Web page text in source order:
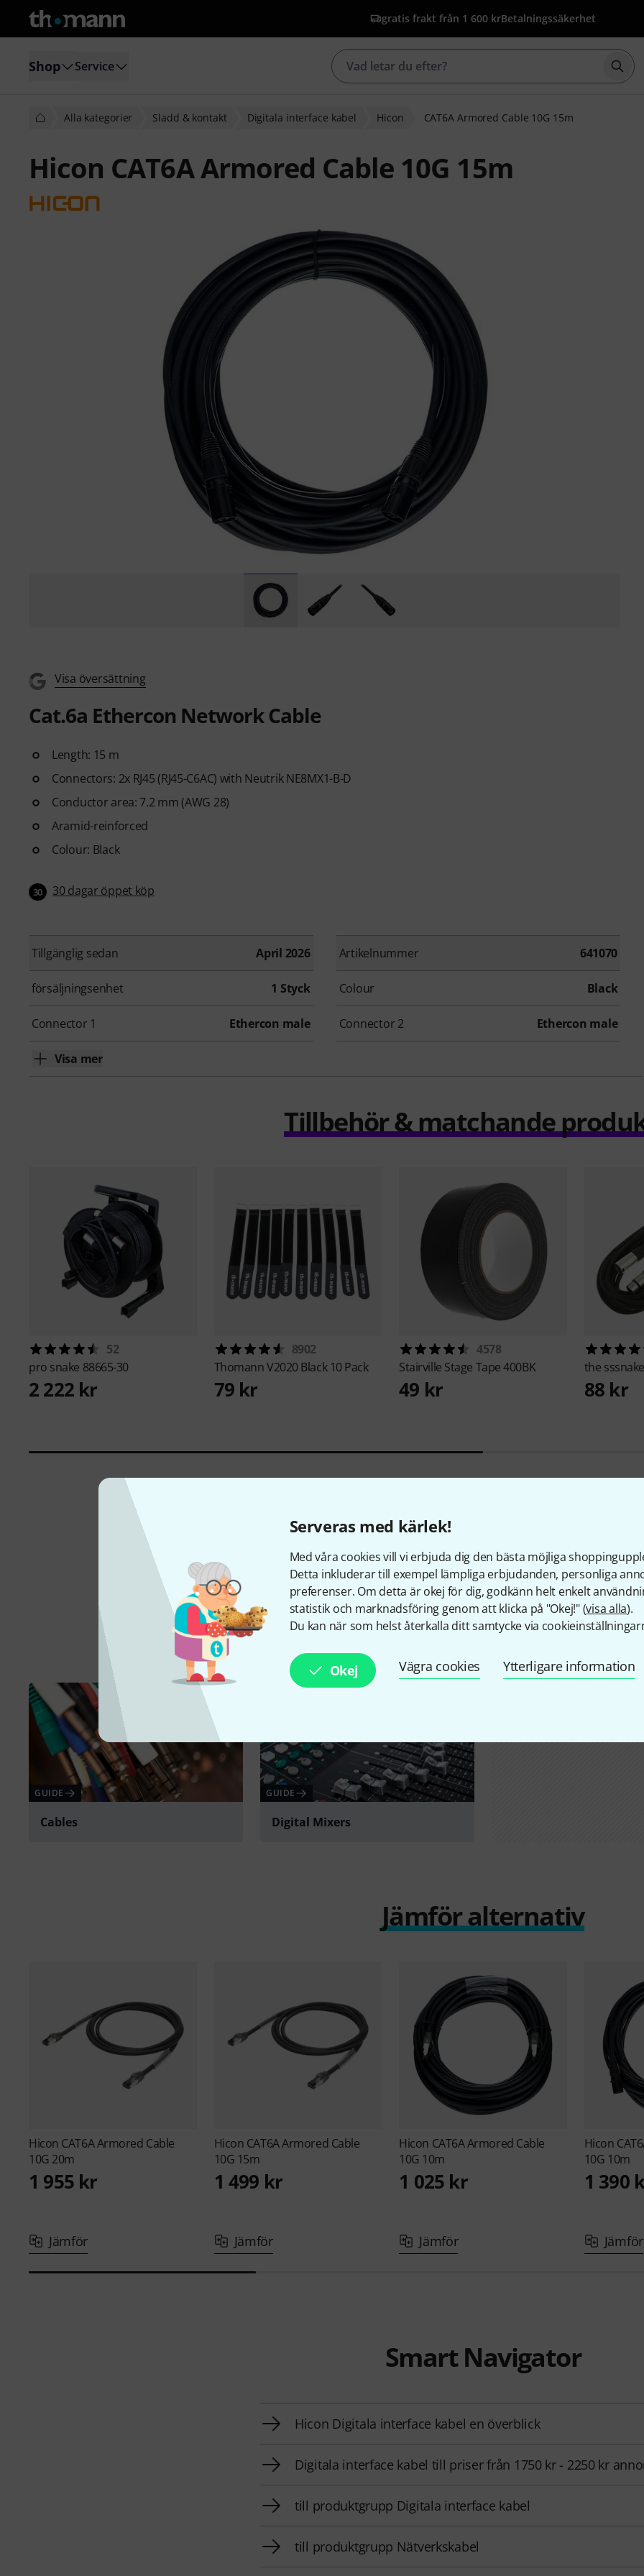
Serveras med kärlek!
Med våra cookies vill vi erbjuda dig den bästa möjliga
Detta inkluderar till exempel lämpliga erbjudanden, personliga
preferenser. Om detta är okej för dig, godkänn helt enkelt
statistik och marknadsföring genom att klicka på "Okej!" (visa alla).
Du kan när som helst återkalla ditt samtycke via
Okej Vägra cookies Ytterligare information
gratis frakt från 1 600 krBetalningssäkerhet
Shop Service
Alla kategorier Sladd & kontakt Digitala interface kabel Hicon CAT6A Armored Cable 10G 15m
Hicon CAT6A Armored Cable 10G 15m
Visa översättning
Cat.6a Ethercon Network Cable
Length: 15 m
Connectors: 2x RJ45 (RJ45-C6AC) with Neutrik NE8MX1-B-D
Conductor area: 7.2 mm (AWG 28)
Aramid-reinforced
Colour: Black
30 30 dagar öppet köp
Tillgänglig sedan April 2026 Artikelnummer 641070
försäljningsenhet 1 Styck Colour Black
Connector 1 Ethercon male Connector 2 Ethercon male
Visa mer
Tillbehör & matchande
52
pro snake 88665-30
2 222 kr
8902
ThomannV2020 Black 10 Pack
79 kr
4578
Stairville Stage Tape 400BK
49 kr
the
88 kr
Visste du?
GUIDE
Cables
GUIDE
Digital Mixers
Jämför alternativ
Hicon CAT6A Armored Cable
10G 20m
1 955 kr
Jämför
Hicon CAT6A Armored Cable
10G 15m
1 499 kr
Jämför
Hicon CAT6A Armored Cable
10G 10m
1 025 kr
Jämför
Hicon
10G 10m
1 390
Jämför
Smart Navigator
Hicon Digitala interface kabel en överblick
Digitala interface kabel till priser från 1750 kr - 2250 kr
till produktgrupp Digitala interface kabel
till produktgrupp Nätverkskabel